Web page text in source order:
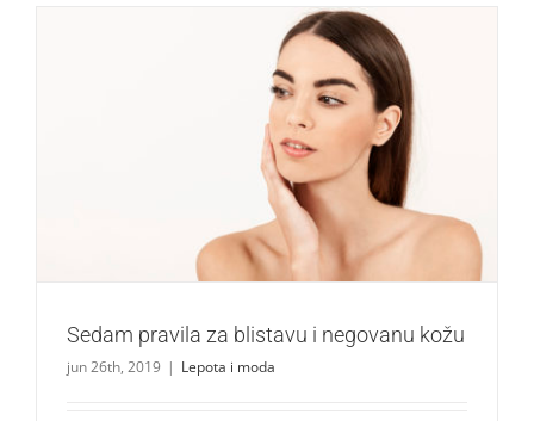
Sedam pravila za blistavu i negovanu kožu
Lepota i moda
Sedam pravila za blistavu i negovanu kožu
jun 26th, 2019 | Lepota i moda